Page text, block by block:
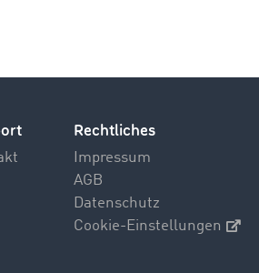
Rechtliches
Impressum
AGB
Datenschutz
Cookie-Einstellungen